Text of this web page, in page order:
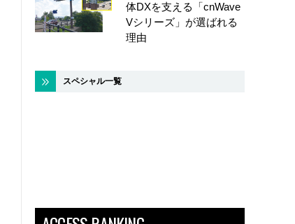
体DXを支える「cnWave
Vシリーズ」が選ばれる
理由
スペシャル一覧